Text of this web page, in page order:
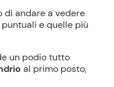
di andare a vedere
e quelle più
un podio tutto
al primo posto,